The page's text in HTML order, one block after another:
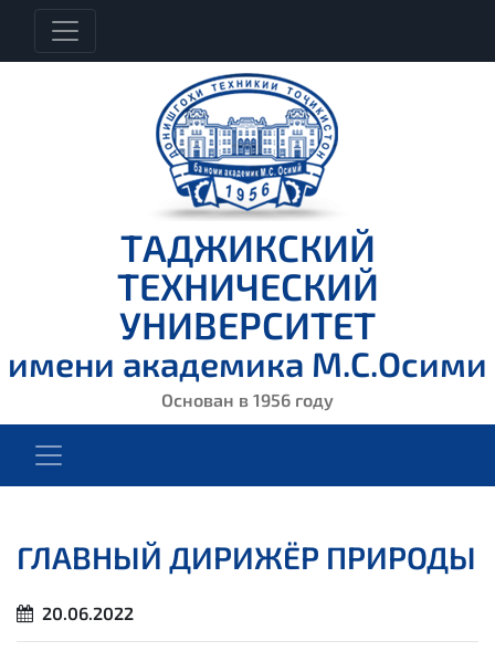
ТАДЖИКСКИЙ
ТЕХНИЧЕСКИЙ
УНИВЕРСИТЕТ
имени академика М.С.Осими
Основан в 1956 году
ГЛАВНЫЙ ДИРИЖЁР ПРИРОДЫ
20.06.2022